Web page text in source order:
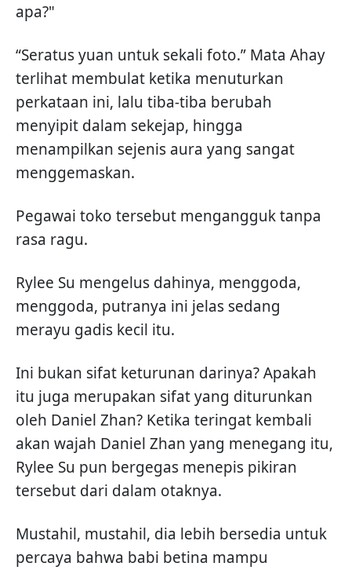
apa?"
“Seratus yuan untuk sekali foto.” Mata Ahay
terlihat membulat ketika menuturkan
perkataan ini, lalu tiba-tiba berubah
menyipit dalam sekejap, hingga
menampilkan sejenis aura yang sangat
menggemaskan.
Pegawai toko tersebut mengangguk tanpa
rasa ragu.
Rylee Su mengelus dahinya, menggoda,
menggoda, putranya ini jelas sedang
merayu gadis kecil itu.
Ini bukan sifat keturunan darinya? Apakah
itu juga merupakan sifat yang diturunkan
oleh Daniel Zhan? Ketika teringat kembali
akan wajah Daniel Zhan yang menegang itu,
Rylee Su pun bergegas menepis pikiran
tersebut dari dalam otaknya.
Mustahil, mustahil, dia lebih bersedia untuk
percaya bahwa babi betina mampu